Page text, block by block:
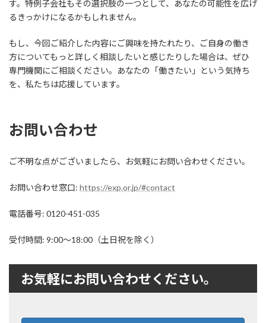
す。特例子会社もその選択肢の一つとして、あなたの可能性を広げ
るきっかけになるかもしれません。
もし、今回ご紹介した内容にご興味を持たれたり、ご自身の働き
方についてもっと詳しく相談したいと感じたりした場合は、ぜひ
専門機関にご相談ください。あなたの「働きたい」という気持ち
を、私たちは応援しています。
お問い合わせ
ご不明な点がございましたら、お気軽にお問い合わせください。
お問い合わせ窓口: https://exp.or.jp/#contact
電話番号: 0120-451-035
受付時間: 9:00～18:00（土日祝を除く）
お気軽にお問い合わせください。